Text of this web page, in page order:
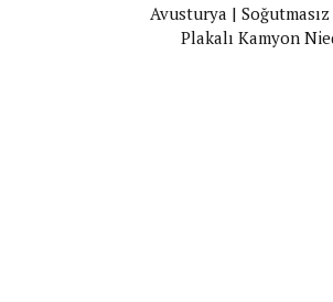
Avusturya |
Plakalı Kamyon